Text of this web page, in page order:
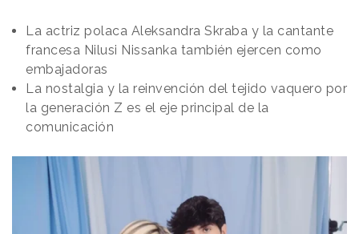
La actriz polaca Aleksandra Skraba y la cantante
francesa Nilusi Nissanka también ejercen como
embajadoras
La nostalgia y la reinvención del tejido vaquero por
la generación Z es el eje principal de la
comunicación